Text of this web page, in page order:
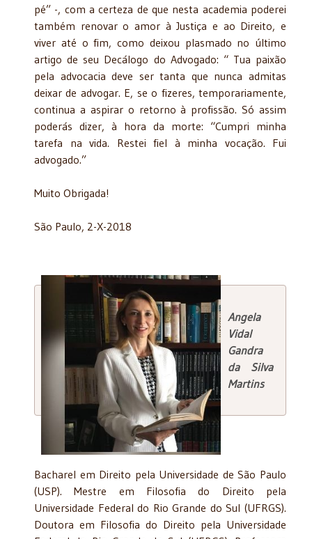
pé” -, com a certeza de que nesta academia poderei
também renovar o amor à Justiça e ao Direito, e
viver até o fim, como deixou plasmado no último
artigo de seu Decálogo do Advogado: “ Tua paixão
pela advocacia deve ser tanta que nunca admitas
deixar de advogar. E, se o fizeres, temporariamente,
continua a aspirar o retorno à profissão. Só assim
poderás dizer, à hora da morte: “Cumpri minha
tarefa na vida. Restei fiel à minha vocação. Fui
advogado.”
Muito Obrigada!
São Paulo, 2-X-2018
Angela
Vidal
Gandra
da Silva
Martins
Bacharel em Direito pela Universidade de São Paulo
(USP). Mestre em Filosofia do Direito pela
Universidade Federal do Rio Grande do Sul (UFRGS).
Doutora em Filosofia do Direito pela Universidade